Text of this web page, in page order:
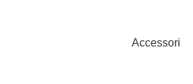
Accessori